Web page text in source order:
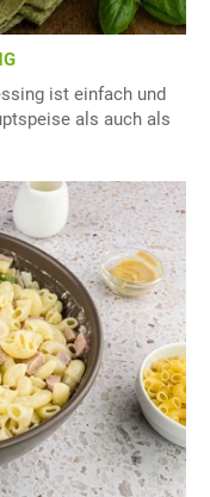
ist einfach und
als auch als